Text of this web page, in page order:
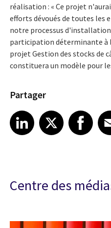
réalisation : « Ce projet
efforts dévoués de toutes les
notre processus
participation déterminante à
projet Gestion des stocks de
constituera un modèle pour
Partager
Share article on LinkedIn
LinkedIn
Share article on XShare article onFacebook
Centre des